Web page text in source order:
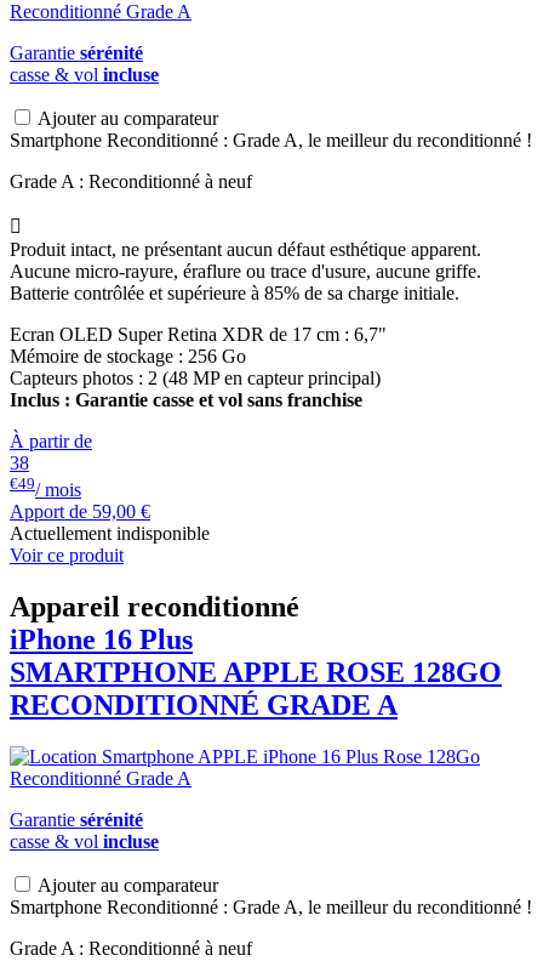
Garantie sérénité
casse & vol incluse
Ajouter au comparateur
Smartphone Reconditionné : Grade A, le meilleur du reconditionné !
Grade A : Reconditionné à neuf

Produit intact, ne présentant aucun défaut esthétique apparent.
Aucune micro-rayure, éraflure ou trace d'usure, aucune griffe.
Batterie contrôlée et supérieure à 85% de sa charge initiale.
Ecran OLED Super Retina XDR de 17 cm : 6,7"
Mémoire de stockage : 256 Go
Capteurs photos : 2 (48 MP en capteur principal)
Inclus : Garantie casse et vol sans franchise
À partir de
38
€49/ mois
Apport de 59,00 €
Actuellement indisponible
Voir ce produit
Appareil reconditionné
iPhone 16 Plus
SMARTPHONE APPLE ROSE 128GO
RECONDITIONNÉ GRADE A
Garantie sérénité
casse & vol incluse
Ajouter au comparateur
Smartphone Reconditionné : Grade A, le meilleur du reconditionné !
Grade A : Reconditionné à neuf